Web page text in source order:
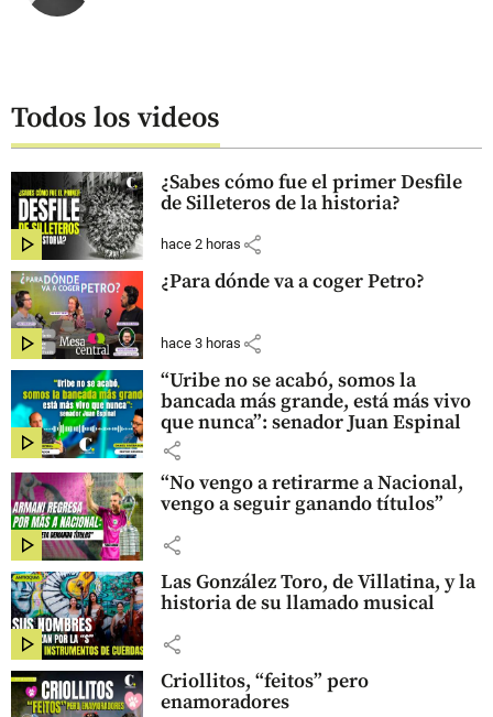
Todos los videos
¿Sabes cómo fue el primer Desfile
de Silleteros de la historia?
hace 2 horas share
¿Para dónde va a coger Petro?
hace 3 horas share
“Uribe no se acabó, somos la
bancada más grande, está más vivo
que nunca”: senador Juan Espinal
share
“No vengo a retirarme a Nacional,
vengo a seguir ganando títulos”
share
Las González Toro, de Villatina, y la
historia de su llamado musical
share
Criollitos, “feitos” pero
enamoradores